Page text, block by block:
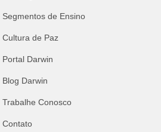
Segmentos de Ensino
Cultura de Paz
Portal Darwin
Blog Darwin
Trabalhe Conosco
Contato